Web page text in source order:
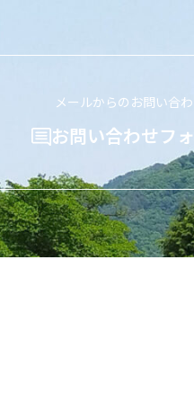
メールからのお問い合
お問い合わせフ